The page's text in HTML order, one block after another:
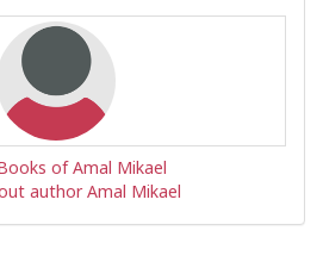
of Amal Mikael
author Amal Mikael